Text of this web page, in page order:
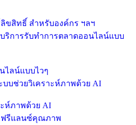
ขสิทธิ์ สำหรับองค์กร ฯลฯ
ไลน์แบบไวๆ
ห์ภาพด้วย AI